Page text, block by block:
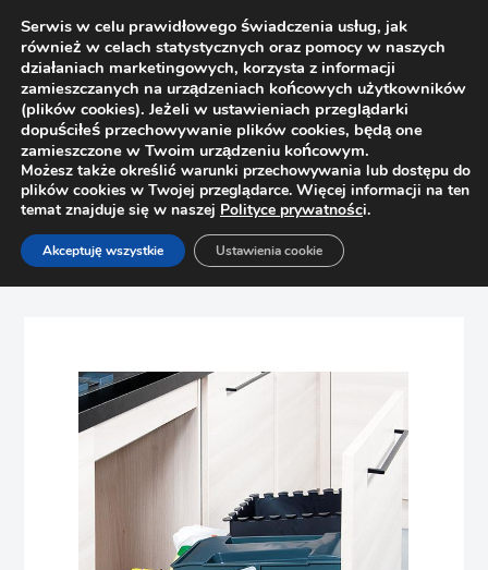
Strona główna Sklep
Bez kategorii
PEKA Zestaw pojemników 20l z pokrywką + 22/26l do
Serwis w celu prawidłowego świadczenia usług, jak
również w celach statystycznych oraz pomocy w naszych
działaniach marketingowych, korzysta z informacji
zamieszczanych na urządzeniach końcowych użytkowników
(plików cookies). Jeżeli w ustawieniach przeglądarki
dopuściłeś przechowywanie plików cookies, będą one
zamieszczone w Twoim urządzeniu końcowym.
Możesz także określić warunki przechowywania lub dostępu do
plików cookies w Twojej przeglądarce. Więcej informacji na ten
temat znajduje się w naszej Polityce prywatności.
Akceptuję wszystkie Ustawienia cookie